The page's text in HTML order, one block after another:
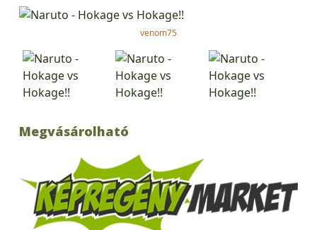
venom75
Megvásárolható